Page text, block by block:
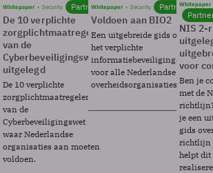
Whitepaper Security Partner
De 10 verplichte
zorgplichtmaatregelen
van de
Cyberbeveiligingswet
uitgelegd
De 10 verplichte
zorgplichtmaatregelen
van de
Cyberbeveiligingswet
waar Nederlandse
organisaties aan moeten
voldoen.
Whitepaper Security Partner
Voldoen aan BIO2
Een uitgebreide gids over BIO2,
het verplichte
voor alle Nederlandse
overheidsorganisaties.
Whitepaper
NIS 2-
voor
Ben je
met de
je een
gids
richtlijn
helpt dit